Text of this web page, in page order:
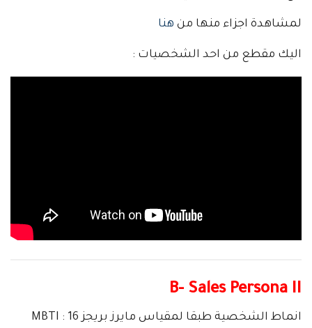
لمشاهدة اجزاء منها من هنا
اليك مقطع من احد الشخصيات :
B- Sales Persona II
انماط الشخصية طبقا لمقياس مايرز بريجز MBTI : 16